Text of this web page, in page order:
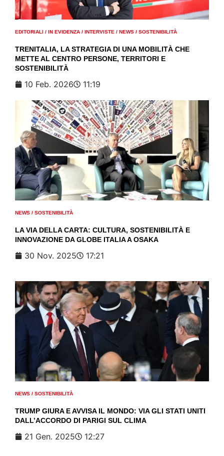
EDITORIALI / IN EVIDENZA / INTERVISTE / NEWS / SOSTENIBILITÀ
TRENITALIA, LA STRATEGIA DI UNA MOBILITÀ CHE
METTE AL CENTRO PERSONE, TERRITORI E
SOSTENIBILITÀ
10 Feb. 2026 11:19
NEWS / SOSTENIBILITÀ
LA VIA DELLA CARTA: CULTURA, SOSTENIBILITÀ E
INNOVAZIONE DA GLOBE ITALIA A OSAKA
30 Nov. 2025 17:21
NEWS / SOSTENIBILITÀ
TRUMP GIURA E AVVISA IL MONDO: VIA GLI STATI UNITI
DALL’ACCORDO DI PARIGI SUL CLIMA
21 Gen. 2025 12:27